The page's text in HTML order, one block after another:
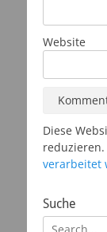
Website
Diese
reduzieren.
verarbeitet
Suche
Suchen